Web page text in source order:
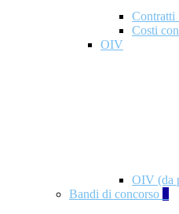
Contratti
Costi
OIV
OIV (da
Bandi di concorso 2